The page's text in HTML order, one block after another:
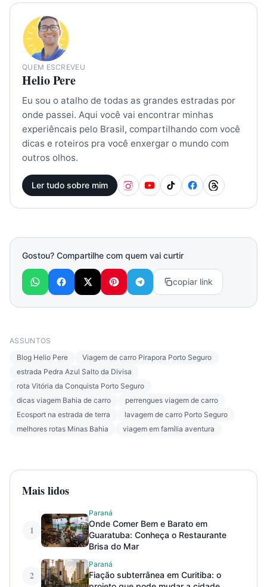
QUEM ESCREVEU
Helio Pere
Eu sou o atalho de todas as grandes estradas por
onde passei. Aqui você vai encontrar minhas
experiêncais pelo Brasil, compartilhando com você
dicas e roteiros pra você enxergar o mundo com
outros olhos.
Ler tudo sobre mim
Gostou? Compartilhe com quem vai curtir
copiar link
ASSUNTOS
Blog Helio Pere
Viagem de carro Pirapora Porto Seguro
estrada Pedra Azul Salto da Divisa
rota Vitória da Conquista Porto Seguro
dicas viagem Bahia de carro
perrengues viagem de carro
Ecosport na estrada de terra
lavagem de carro Porto Seguro
melhores rotas Minas Bahia
viagem em família aventura
Mais lidos
1
Paraná
Onde Comer Bem e Barato em
Guaratuba: Conheça o Restaurante
Brisa do Mar
2
Paraná
Fiação subterrânea em Curitiba: o